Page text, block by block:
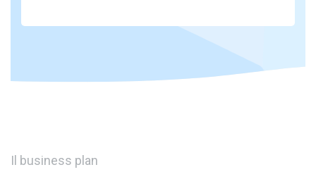
Il business plan